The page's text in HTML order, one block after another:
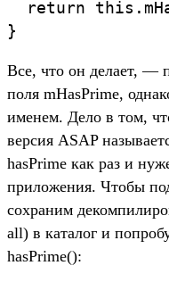
return
}
Все, что он делает, —
поля mHasPrime,
именем. Дело в том,
версия ASAP
hasPrime как раз и
приложения. Чтобы
сохраним
all) в каталог и
hasPrime():